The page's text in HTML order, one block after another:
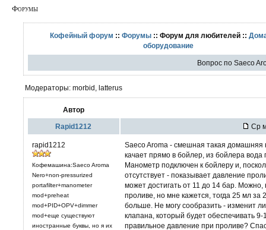
Форумы
Кофейный форум ::Форумы :: Форум для любителей ::
оборудование
Вопрос по Saeco
Модераторы: morbid, latterus
Автор
Rapid1212 Ср
rapid1212
Кофемашина:Saeco Aroma
Nero+non-pressurized
portafilter+manometer
mod+preheat
mod+PID+OPV+dimmer
mod+еще существуют
иностранные буквы, но я их
Saeco Aroma - смешная такая домашняя
качает прямо в бойлер, из бойлера вода
Манометр подключен к бойлеру и,
отсутствует - показывает давление
может достигать от 11 до 14 бар.
проливе, но мне кажется, тогда 25 мл за
больше. Не могу сообразить - изменит
клапана, который будет обеспечивать
правильное давление при проливе?